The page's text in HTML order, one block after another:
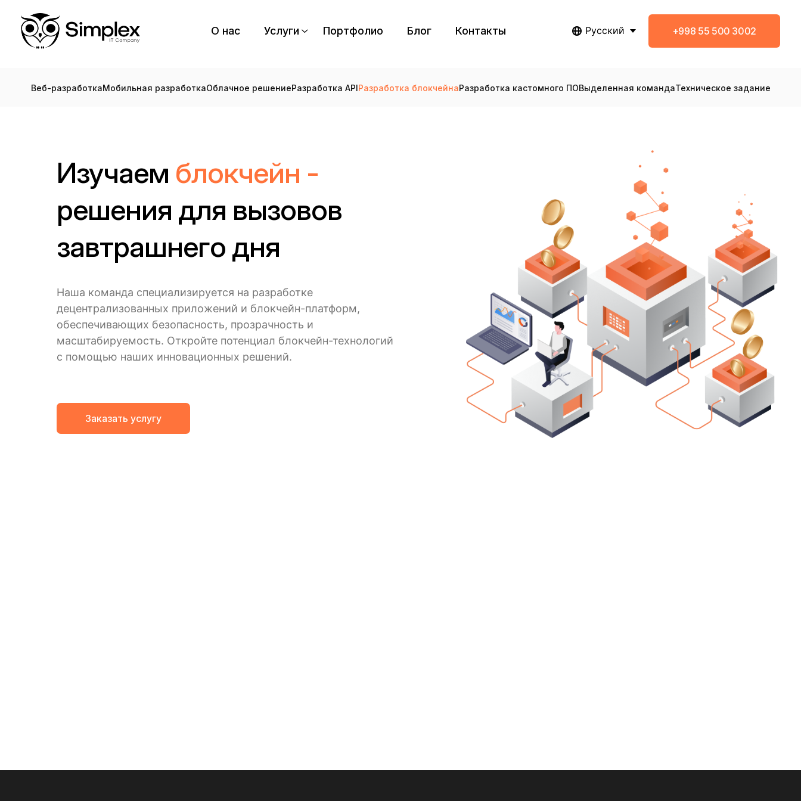
Русский +998 55 500 3002
О нас Услуги Портфолио Блог Контакты
Веб-разработкаМобильная разработкаОблачное решениеРазработка APIРазработка блокчейнаРазработка кастомного ПОВыделенная командаТехническое задание
Изучаем блокчейн -
решения для вызовов
завтрашнего дня
Наша команда специализируется на разработке
децентрализованных приложений и блокчейн-платформ,
обеспечивающих безопасность, прозрачность и
масштабируемость. Откройте потенциал блокчейн-технологий
с помощью наших инновационных решений.
Заказать услугу